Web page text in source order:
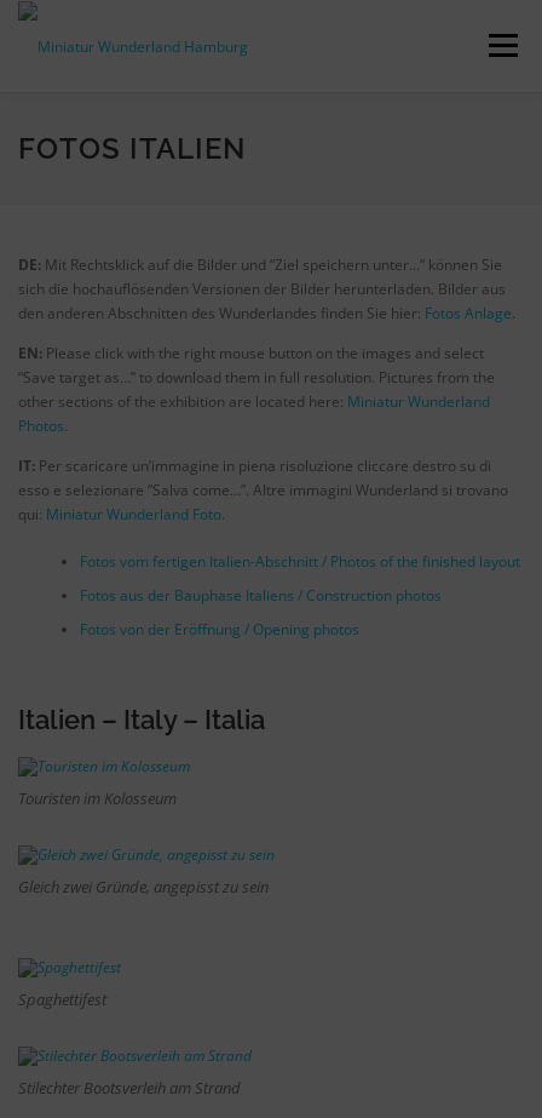
Skip
content
Menu
PRESS RELEASES FACTS & FIGURES
DE
FOTOS ITALIEN
DE: Mit Rechtsklick auf die Bilder und “Ziel speichern unter…” können Sie
sich die hochauflösenden Versionen der Bilder herunterladen. Bilder aus
den anderen Abschnitten des Wunderlandes finden Sie hier: Fotos Anlage.
EN: Please click with the right mouse button on the images and select
“Save target as…” to download them in full resolution. Pictures from the
other sections of the exhibition are located here: Miniatur Wunderland
Photos.
IT: Per scaricare un’immagine in piena risoluzione cliccare destro su di
esso e selezionare “Salva come…”. Altre immagini Wunderland si trovano
qui: Miniatur Wunderland Foto.
Fotos vom fertigen Italien-Abschnitt / Photos of the finished layout
Fotos aus der Bauphase Italiens / Construction photos
Fotos von der Eröffnung / Opening photos
Italien – Italy – Italia
Touristen im Kolosseum
Gleich zwei Gründe, angepisst zu sein
Spaghettifest
Stilechter Bootsverleih am Strand